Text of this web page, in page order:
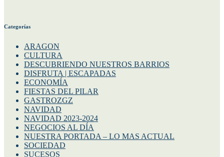
Categorías
ARAGON
CULTURA
DESCUBRIENDO NUESTROS BARRIOS
DISFRUTA | ESCAPADAS
ECONOMÍA
FIESTAS DEL PILAR
GASTROZGZ
NAVIDAD
NAVIDAD 2023-2024
NEGOCIOS AL DÍA
NUESTRA PORTADA – LO MAS ACTUAL
SOCIEDAD
SUCESOS